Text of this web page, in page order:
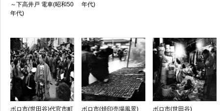
～下高井戸 電車(昭和50
年代)
年代)
ボロ市(世田谷)代官市町
ボロ市(焼印売場風景) ボロ市(世田谷)